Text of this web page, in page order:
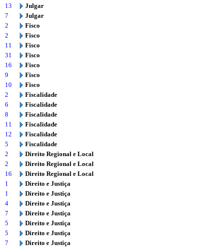
13
Julgar
7
Julgar
2
Fisco
2
Fisco
11
Fisco
31
Fisco
16
Fisco
9
Fisco
10
Fisco
2
Fiscalidade
6
Fiscalidade
8
Fiscalidade
11
Fiscalidade
12
Fiscalidade
5
Fiscalidade
2
Direito Regional e Local
2
Direito Regional e Local
16
Direito Regional e Local
1
Direito e Justiça
1
Direito e Justiça
4
Direito e Justiça
7
Direito e Justiça
5
Direito e Justiça
5
Direito e Justiça
7
Direito e Justiça